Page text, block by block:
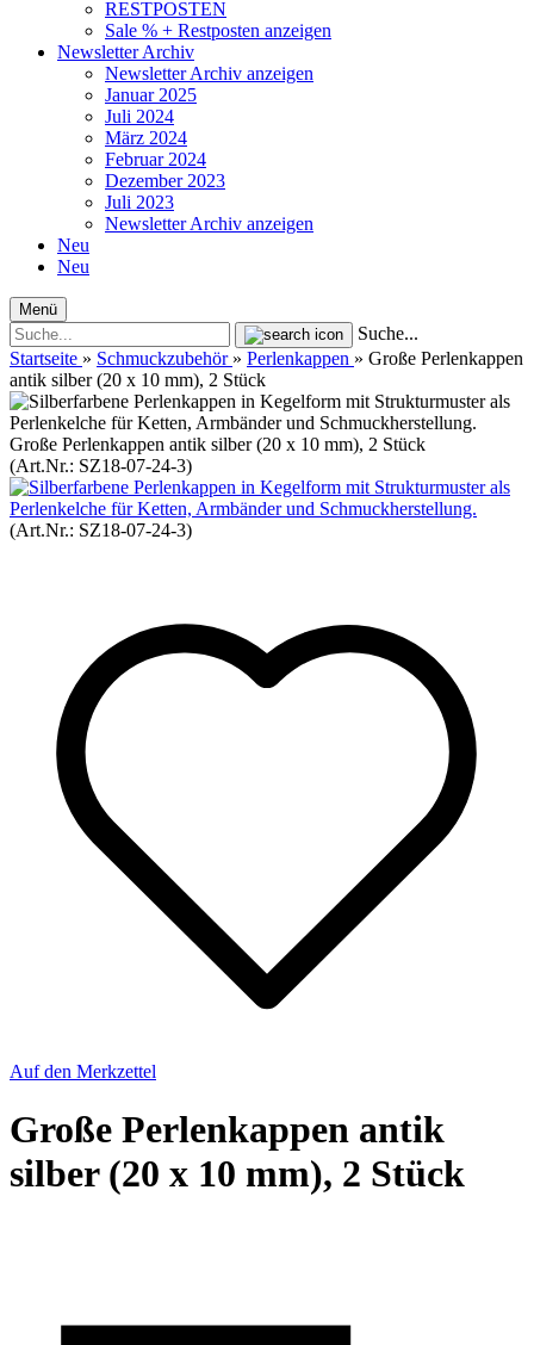
RESTPOSTEN
Sale % + Restposten anzeigen
Newsletter Archiv
Newsletter Archiv anzeigen
Januar 2025
Juli 2024
März 2024
Februar 2024
Dezember 2023
Juli 2023
Newsletter Archiv anzeigen
Neu
Neu
Menü
Suche...
Startseite » Schmuckzubehör » Perlenkappen » Große Perlenkappen
antik silber (20 x 10 mm), 2 Stück
Große Perlenkappen antik silber (20 x 10 mm), 2 Stück
(Art.Nr.: SZ18-07-24-3)
(Art.Nr.: SZ18-07-24-3)
Auf den Merkzettel
Große Perlenkappen antik
silber (20 x 10 mm), 2 Stück